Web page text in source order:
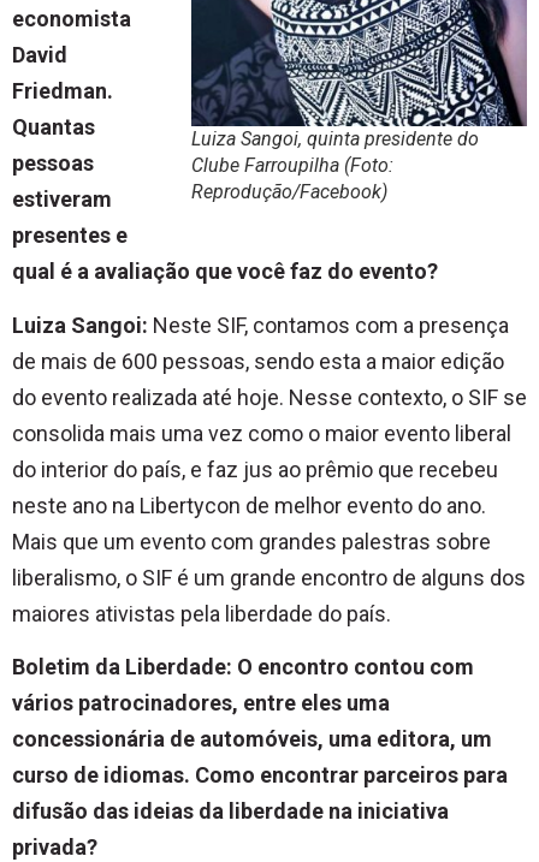
Luiza Sangoi, quinta presidente do
Clube Farroupilha (Foto:
Reprodução/Facebook)
economista
David
Friedman.
Quantas
pessoas
estiveram
presentes e
qual é a avaliação que você faz do evento?
Luiza Sangoi: Neste SIF, contamos com a presença
de mais de 600 pessoas, sendo esta a maior edição
do evento realizada até hoje. Nesse contexto, o SIF se
consolida mais uma vez como o maior evento liberal
do interior do país, e faz jus ao prêmio que recebeu
neste ano na Libertycon de melhor evento do ano.
Mais que um evento com grandes palestras sobre
liberalismo, o SIF é um grande encontro de alguns dos
maiores ativistas pela liberdade do país.
Boletim da Liberdade: O encontro contou com
vários patrocinadores, entre eles uma
concessionária de automóveis, uma editora, um
curso de idiomas. Como encontrar parceiros para
difusão das ideias da liberdade na iniciativa
privada?